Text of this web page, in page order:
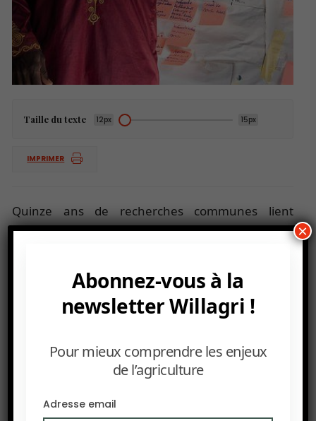
Taille du texte 12px 15px
IMPRIMER
Quinze ans de recherches communes lient
l’Union européenne et l’Union africaine dans les
de la biodiversité ou de l’appauvrissement des
ressources naturelles.
Abonnez-vous à la
newsletter Willagri !
Pour mieux comprendre les enjeux
de l’agriculture
Adresse email
×